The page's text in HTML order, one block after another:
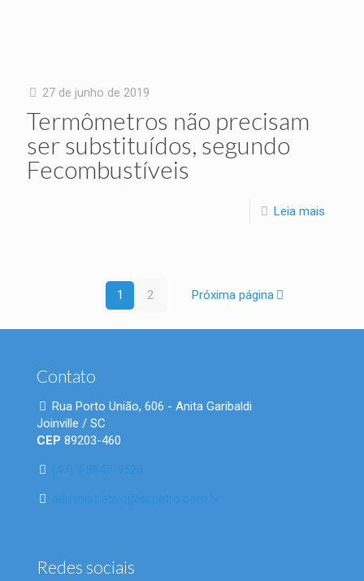
27 de junho de 2019
Termômetros não precisam
ser substituídos, segundo
Fecombustíveis
Leia mais
1 2 Próxima página
Contato
Rua Porto União, 606 - Anita Garibaldi
Joinville / SC
CEP 89203-460
(47) 9 8847-9520
administrativo@scpetro.com.br
Redes sociais